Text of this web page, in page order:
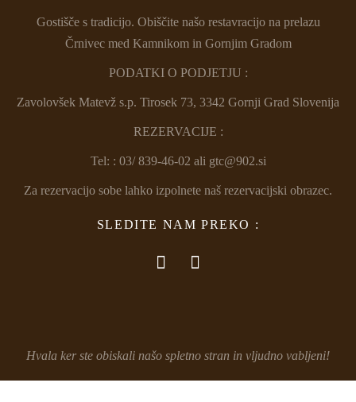
Gostišče s tradicijo. Obiščite našo restavracijo na prelazu
Črnivec med Kamnikom in Gornjim Gradom
PODATKI O PODJETJU :
Zavolovšek Matevž s.p. Tirosek 73, 3342 Gornji Grad Slovenija
REZERVACIJE :
Tel: : 03/ 839-46-02 ali gtc@902.si
Za rezervacijo sobe lahko izpolnete naš rezervacijski obrazec.
SLEDITE NAM PREKO :
Hvala ker ste obiskali našo spletno stran in vljudno vabljeni!